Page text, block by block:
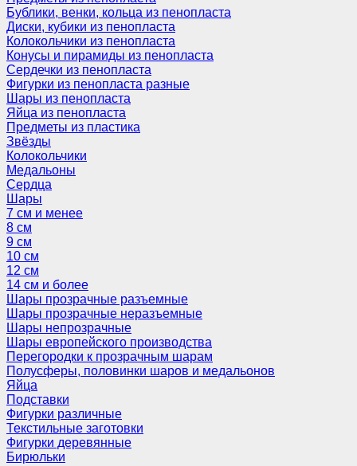
Бублики, венки, кольца из пенопласта
Диски, кубики из пенопласта
Колокольчики из пенопласта
Конусы и пирамиды из пенопласта
Сердечки из пенопласта
Фигурки из пенопласта разные
Шары из пенопласта
Яйца из пенопласта
Предметы из пластика
Звёзды
Колокольчики
Медальоны
Сердца
Шары
7 см и менее
8 см
9 см
10 см
12 см
14 см и более
Шары прозрачные разъемные
Шары прозрачные неразъемные
Шары непрозрачные
Шары европейского производства
Перегородки к прозрачным шарам
Полусферы, половинки шаров и медальонов
Яйца
Подставки
Фигурки различные
Текстильные заготовки
Фигурки деревянные
Бирюльки